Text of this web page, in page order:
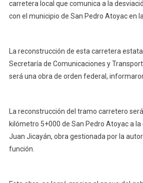
carretera local que comunica a la
con el municipio de San Pedro Atoyac en
La reconstrucción de esta carretera
Secretaría de Comunicaciones y
será una obra de orden federal,
La reconstrucción del tramo carretero
kilómetro 5+000 de San Pedro Atoyac a la
Juan Jicayán, obra gestionada por la
función.